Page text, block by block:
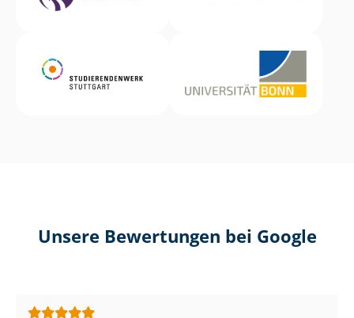
Unsere Bewertungen bei Google